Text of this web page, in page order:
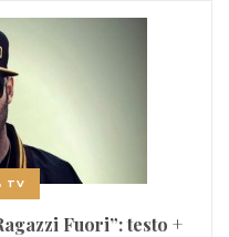
TV
Fuori”: testo +